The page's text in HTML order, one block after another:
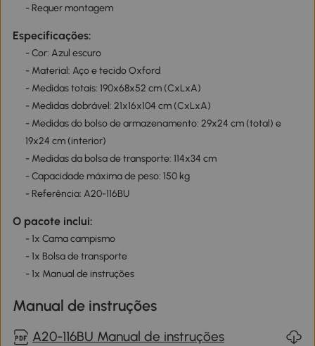
- Requer montagem
Especificações:
- Cor: Azul escuro
- Material: Aço e tecido Oxford
- Medidas totais: 190x68x52 cm (CxLxA)
- Medidas dobrável: 21x16x104 cm (CxLxA)
- Medidas do bolso de armazenamento: 29x24 cm (total) e
19x24 cm (interior)
- Medidas da bolsa de transporte: 114x34 cm
- Capacidade máxima de peso: 150 kg
- Referência: A20-116BU
O pacote inclui:
- 1x Cama campismo
- 1x Bolsa de transporte
- 1x Manual de instruções
Manual de instruções
A20-116BU Manual de instruções